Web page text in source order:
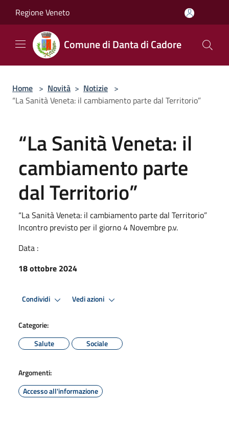
Regione Veneto
Comune di Danta di Cadore
Home > Novità > Notizie >
“La Sanità Veneta: il cambiamento parte dal Territorio”
“La Sanità Veneta: il
cambiamento parte
dal Territorio”
“La Sanità Veneta: il cambiamento parte dal Territorio”
Incontro previsto per il giorno 4 Novembre p.v.
Data :
18 ottobre 2024
Condividi Vedi azioni
Categorie:
Salute
Sociale
Argomenti:
Accesso all'informazione